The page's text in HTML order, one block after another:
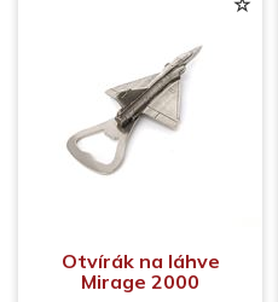
Otvírák na láhve
Mirage 2000